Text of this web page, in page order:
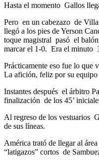
Hasta el momento Gallos
Pero en un cabezazo de
llegó a los pies de Yerson
toque magistral pasó el
marcar el 1-0. Era el minuto
Prácticamente eso fue lo que
La afición, feliz por su equipo
Instantes después el árbitro
finalización de los 45’
Al regreso de los vestuarios
de sus líneas.
América trató de llegar al
“latigazos” cortos de